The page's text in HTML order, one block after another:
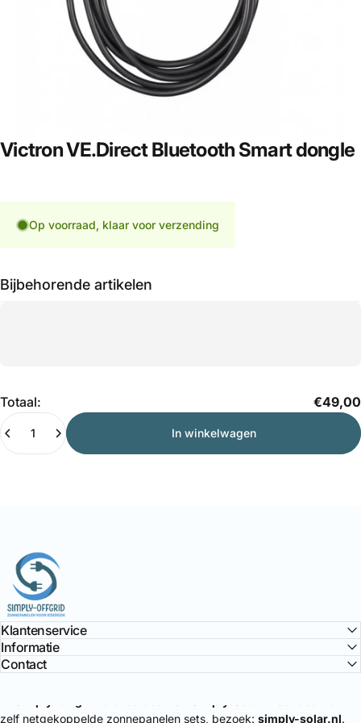
VictronVE.DirectBluetooth Smartdongle
Op voorraad, klaar voor verzending
Bijbehorende artikelen
Totaal: €49,00
Hoeveelheid
In winkelwagen
Simply Offgrid
Klantenservice
Informatie
Contact
zelf netgekoppelde zonnepanelen sets, bezoek: simply-solar.nl.